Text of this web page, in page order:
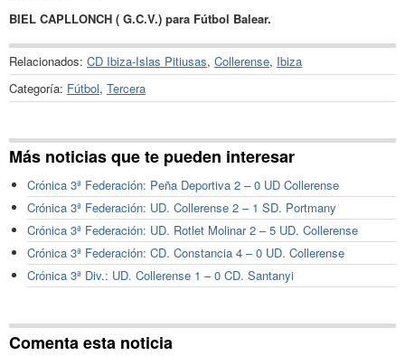
BIEL CAPLLONCH ( G.C.V.) para Fútbol Balear.
Relacionados: CD Ibiza-Islas Pitiusas, Collerense, Ibiza
Categoría: Fútbol, Tercera
Más noticias que te pueden interesar
Crónica 3ª Federación: Peña Deportiva 2 – 0 UD Collerense
Crónica 3ª Federación: UD. Collerense 2 – 1 SD. Portmany
Crónica 3ª Federación: UD. Rotlet Molinar 2 – 5 UD. Collerense
Crónica 3ª Federación: CD. Constancia 4 – 0 UD. Collerense
Crónica 3ª Div.: UD. Collerense 1 – 0 CD. Santanyi
Comenta esta noticia